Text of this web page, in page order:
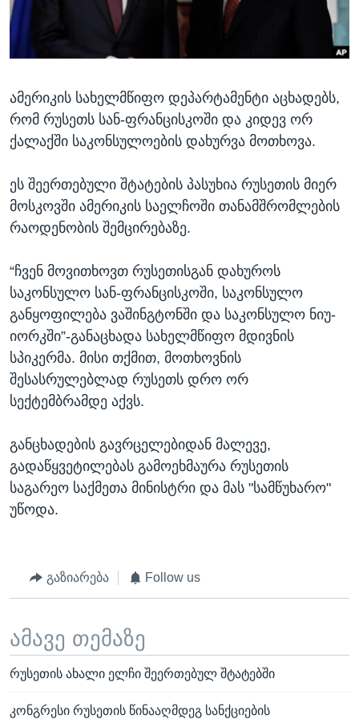
ᲡᲢᲣᲓᲘᲐ ᲕᲐᲨᲘᲜᲒᲢᲝᲜᲘ
ᲯᲐᲜᲛᲠᲗᲔᲚᲝᲑᲐ
ᲘᲜᲢᲔᲠᲕᲘᲣ
ᲙᲣᲚᲢᲣᲠᲐ
ᲓᲔᲖᲘᲜᲤᲝᲠᲛᲐᲪᲘᲐ
Learning English
ენები
ამერიკის სახელმწიფო დეპარტამენტი აცხადებს,
რომ რუსეთს სან-ფრანცისკოში და კიდევ ორ
ქალაქში საკონსულოების დახურვა მოთხოვა.
ეს შეერთებული შტატების პასუხია რუსეთის მიერ
მოსკოვში ამერიკის საელჩოში თანამშრომლების
რაოდენობის შემცირებაზე.
“ჩვენ მოვითხოვთ რუსეთისგან დახუროს
საკონსულო სან-ფრანცისკოში, საკონსულო
განყოფილება ვაშინგტონში და საკონსულო ნიუ-
იორკში”-განაცხადა სახელმწიფო მდივნის
სპიკერმა. მისი თქმით, მოთხოვნის
შესასრულებლად რუსეთს დრო ორ
სექტემბრამდე აქვს.
განცხადების გავრცელებიდან მალევე,
გადაწყვეტილებას გამოეხმაურა რუსეთის
საგარეო საქმეთა მინისტრი და მას "სამწუხარო"
უწოდა.
გაზიარება Follow us
ამავე თემაზე
რუსეთის ახალი ელჩი შეერთებულ შტატებში
კონგრესი რუსეთის წინააღმდეგ სანქციების